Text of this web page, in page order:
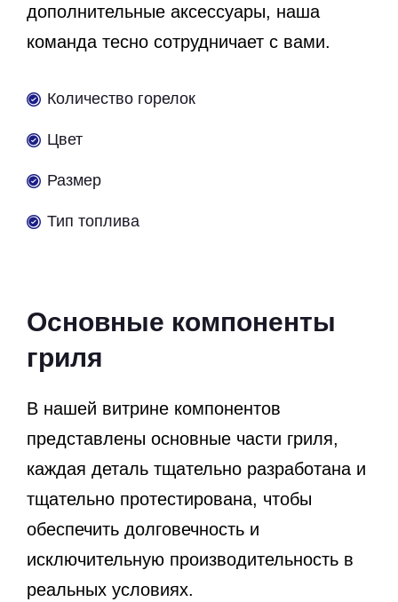
дополнительные аксессуары, наша
команда тесно сотрудничает с вами.
Количество горелок
Цвет
Размер
Тип топлива
Основные компоненты
гриля
В нашей витрине компонентов
представлены основные части гриля,
каждая деталь тщательно разработана и
тщательно протестирована, чтобы
обеспечить долговечность и
исключительную производительность в
реальных условиях.